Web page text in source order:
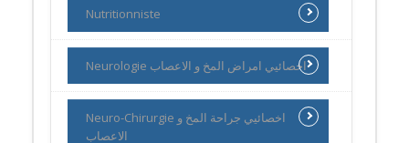
Nutritionniste
Neurologie اخصائيي امراض المخ و الاعصاب
Neuro-Chirurgie اخصائيي جراحة المخ و
الاعصاب